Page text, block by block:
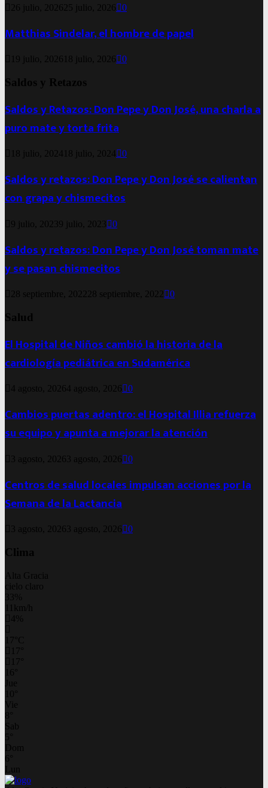
26 julio, 2026 25 julio, 2026 0
Matthias Sindelar, el hombre de papel
19 julio, 2026 18 julio, 2026 0
Saldos y Retazos
Saldos y Retazos: Don Pepe y Don José, una charla a
puro mate y torta frita
18 julio, 2024 18 julio, 2024 0
Saldos y retazos: Don Pepe y Don José se calientan
con grapa y chismecitos
9 julio, 20239 julio, 2023 0
Saldos y retazos: Don Pepe y Don José toman mate
y se pasan chismecitos
28 septiembre, 2022 28 septiembre, 2022 0
Salud
El Hospital de Niños cambió la historia de la
cardiología pediátrica en Sudamérica
4 agosto, 20264 agosto, 2026 0
Cambios puertas adentro: el Hospital Illia refuerza
su equipo y apunta a mejorar la atención
3 agosto, 2026 3 agosto, 2026 0
Centros de salud locales impulsan acciones por la
Semana de la Lactancia
3 agosto, 2026 3 agosto, 2026 0
Clima
Alta Gracia
cielo claro
33%
11km/h
4%
17 C
17
17
16
Jue
10
Vie
8
Sab
5
Dom
6
Lun